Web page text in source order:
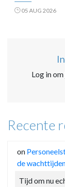
05 AUG 2026
Log in
Recente
on
de
Tijd om nu